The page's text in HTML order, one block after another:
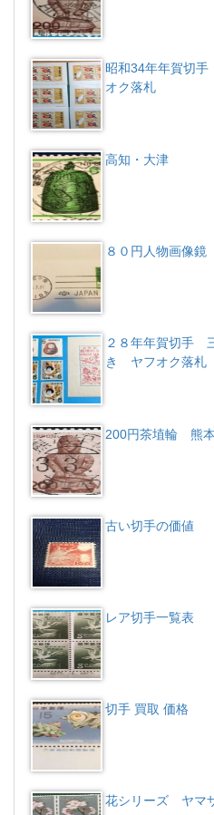
昭和34年年賀切
オク落札
高知・大津
８０円人物画像
２８年年賀切手
き ヤフオク落札
200円茶埴輪 熊
古い切手の価値
レア切手一覧表
切手 買取 価格
花シリーズ ヤマ